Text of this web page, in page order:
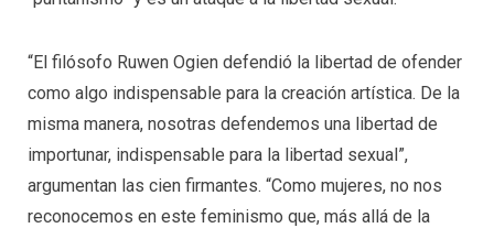
“El filósofo Ruwen Ogien defendió la libertad de ofender
como algo indispensable para la creación artística. De la
misma manera, nosotras defendemos una libertad de
importunar, indispensable para la libertad sexual”,
argumentan las cien firmantes. “Como mujeres, no nos
reconocemos en este feminismo que, más allá de la